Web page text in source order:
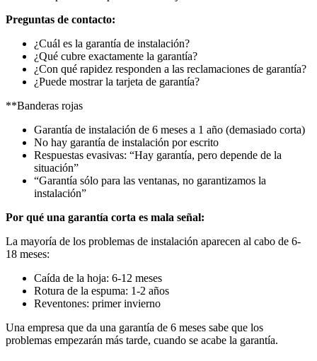
Preguntas de contacto:
¿Cuál es la garantía de instalación?
¿Qué cubre exactamente la garantía?
¿Con qué rapidez responden a las reclamaciones de garantía?
¿Puede mostrar la tarjeta de garantía?
**Banderas rojas
Garantía de instalación de 6 meses a 1 año (demasiado corta)
No hay garantía de instalación por escrito
Respuestas evasivas: “Hay garantía, pero depende de la
situación”
“Garantía sólo para las ventanas, no garantizamos la
instalación”
Por qué una garantía corta es mala señal:
La mayoría de los problemas de instalación aparecen al cabo de 6-
18 meses:
Caída de la hoja: 6-12 meses
Rotura de la espuma: 1-2 años
Reventones: primer invierno
Una empresa que da una garantía de 6 meses sabe que los
problemas empezarán más tarde, cuando se acabe la garantía.